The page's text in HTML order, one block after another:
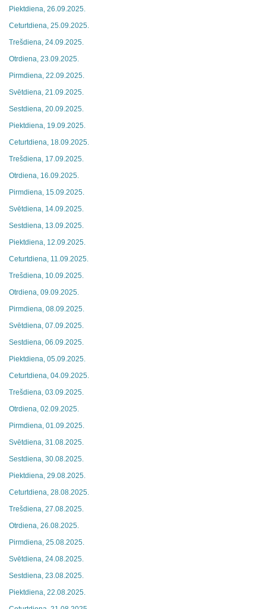
Piektdiena, 26.09.2025.
Ceturtdiena, 25.09.2025.
Trešdiena, 24.09.2025.
Otrdiena, 23.09.2025.
Pirmdiena, 22.09.2025.
Svētdiena, 21.09.2025.
Sestdiena, 20.09.2025.
Piektdiena, 19.09.2025.
Ceturtdiena, 18.09.2025.
Trešdiena, 17.09.2025.
Otrdiena, 16.09.2025.
Pirmdiena, 15.09.2025.
Svētdiena, 14.09.2025.
Sestdiena, 13.09.2025.
Piektdiena, 12.09.2025.
Ceturtdiena, 11.09.2025.
Trešdiena, 10.09.2025.
Otrdiena, 09.09.2025.
Pirmdiena, 08.09.2025.
Svētdiena, 07.09.2025.
Sestdiena, 06.09.2025.
Piektdiena, 05.09.2025.
Ceturtdiena, 04.09.2025.
Trešdiena, 03.09.2025.
Otrdiena, 02.09.2025.
Pirmdiena, 01.09.2025.
Svētdiena, 31.08.2025.
Sestdiena, 30.08.2025.
Piektdiena, 29.08.2025.
Ceturtdiena, 28.08.2025.
Trešdiena, 27.08.2025.
Otrdiena, 26.08.2025.
Pirmdiena, 25.08.2025.
Svētdiena, 24.08.2025.
Sestdiena, 23.08.2025.
Piektdiena, 22.08.2025.